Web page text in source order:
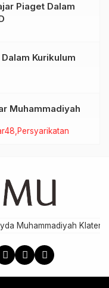
Piaget Dalam
Kurikulum
Persyarikatan
Muhammadiyah
Muhammadiyah Klaten